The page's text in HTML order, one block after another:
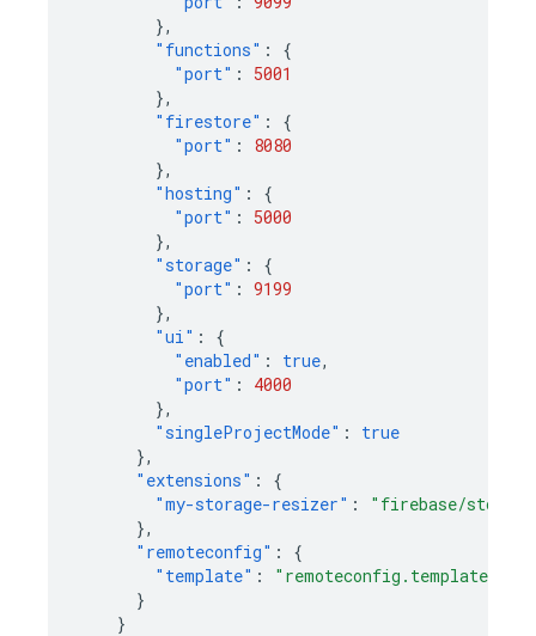
},
"functions" :
{
"port" :
5001
},
"firestore" :
{
"port" :
8080
},
"hosting" :
{
"port" :
5000
},
"storage" :
{
"port" : 9199
},
"ui" :
{
"enabled" : true,
"port" :
4000
},
"singleProjectMode" :
true
},
"extensions" :
{
"my-storage-resizer" :
"firebase/
},
"remoteconfig" :
{
"template" :
}
}